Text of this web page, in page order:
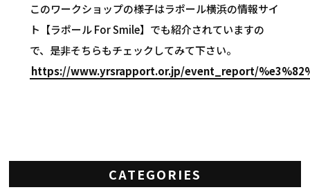
このワークショップの様子はラポール横浜の情報サイ
ト【ラポール For Smile】でも紹介されていますの
で、是非そちらもチェックしてみて下さい。
https://www.yrsrapport.or.jp/event_report/
CATEGORIES